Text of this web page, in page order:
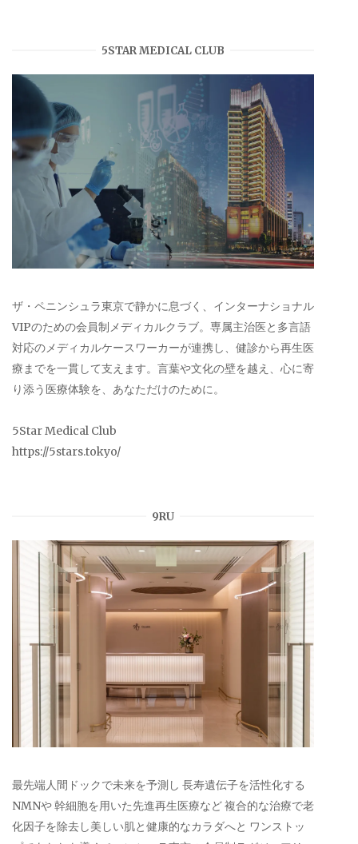
5STAR MEDICAL CLUB
ザ・ペニンシュラ東京で静かに息づく、インターナショナル
VIPのための会員制メディカルクラブ。専属主治医と多言語
対応のメディカルケースワーカーが連携し、健診から再生医
療までを一貫して支えます。言葉や文化の壁を越え、心に寄
り添う医療体験を、あなただけのために。
5Star Medical Club
https://5stars.tokyo/
9RU
最先端人間ドックで未来を予測し 長寿遺伝子を活性化する
NMNや 幹細胞を用いた先進再生医療など 複合的な治療で老
化因子を除去し美しい肌と健康的なカラダへと ワンストッ